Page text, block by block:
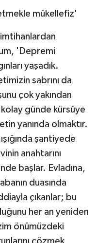
mükellefiz'
'Depremi
yaşadık.
sabrını da
çok yakından
günde kürsüye
yanında olmaktır.
şantiyede
anahtarını
başlar. Evladına,
duasında
çıkanlar; bu
her an yeniden
önümüzdeki
çözmek